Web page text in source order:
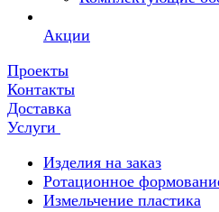
Акции
Проекты
Контакты
Доставка
Услуги
Изделия на заказ
Ротационное
Измельчение пластика